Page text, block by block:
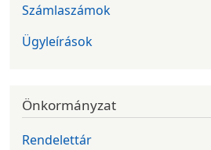
Számlaszámok
Ügyleírások
Önkormányzat
Rendelettár